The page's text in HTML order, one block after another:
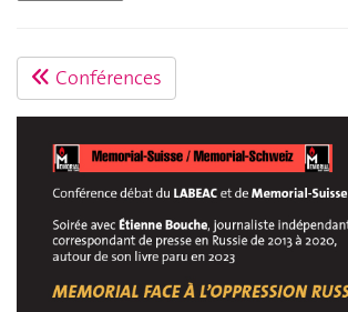
Conférences